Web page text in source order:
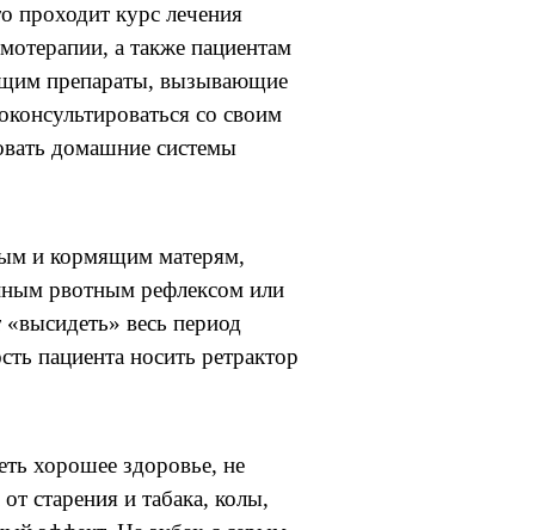
проходит курс лечения
а также пациентам
препараты, вызывающие
со своим
домашние системы
и кормящим матерям,
рвотным рефлексом или
весь период
пациента носить ретрактор
хорошее здоровье, не
старения и табака, колы,